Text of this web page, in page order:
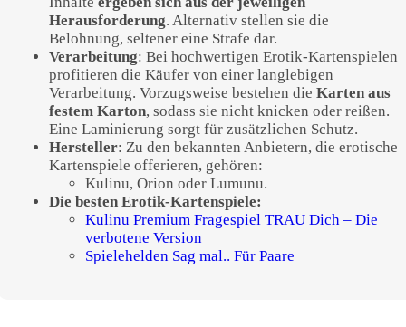
Herausforderung. Alternativ stellen sie die
Belohnung, seltener eine Strafe dar.
Verarbeitung: Bei hochwertigen Erotik-Kartenspielen
profitieren die Käufer von einer langlebigen
Verarbeitung. Vorzugsweise bestehen dieKarten aus
festem Karton, sodass sie nicht knicken oder reißen.
Eine Laminierung sorgt für zusätzlichen Schutz.
Hersteller: Zu den bekannten Anbietern, die erotische
Kartenspiele offerieren, gehören:
Kulinu, Orion oder Lumunu.
Die besten Erotik-Kartenspiele:
Kulinu Premium Fragespiel TRAU Dich – Die
verbotene Version
Spielehelden Sag mal.. Für Paare